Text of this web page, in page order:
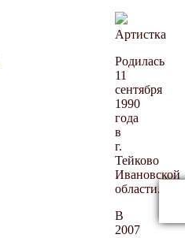
Артистка
Родилась
11
сентября
1990
года
в
г.
Тейково
Ивановской
области.
В
2007